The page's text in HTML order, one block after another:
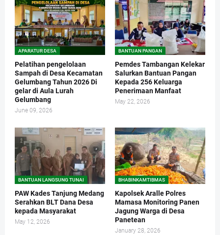
APARATUR DESA
Pelatihan pengelolaan
Sampah di Desa Kecamatan
Gelumbang Tahun 2026 Di
gelar di Aula Lurah
Gelumbang
June 09, 2026
BANTUAN PANGAN
Pemdes Tambangan Kelekar
Salurkan Bantuan Pangan
Kepada 256 Keluarga
Penerimaan Manfaat
May 22, 2026
BANTUAN LANGSUNG TUNAI
PAW Kades Tanjung Medang
Serahkan BLT Dana Desa
kepada Masyarakat
May 12, 2026
BHABINKAMTIBMAS
Kapolsek Aralle Polres
Mamasa Monitoring Panen
Jagung Warga di Desa
Panetean
January 28, 2026